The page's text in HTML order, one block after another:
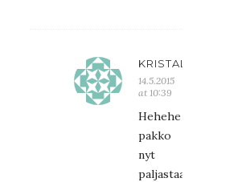
KRISTALIINA
14.5.2015
at 10:39
Hehehe
pakko
nyt
paljastaa,